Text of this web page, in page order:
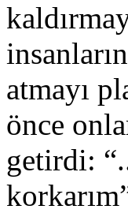
atmayı
önce
getirdi: